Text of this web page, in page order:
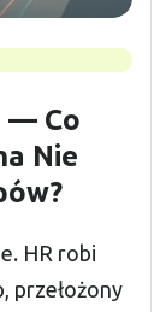
— Co
Nie
HR robi
przełożony